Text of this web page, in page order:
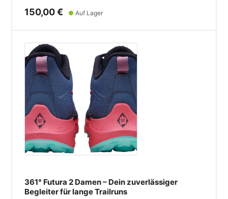
Bahnhofstraße 18
150,00 € ● Auf Lager
361° Futura 2 Damen – Dein zuverlässiger
Begleiter für lange Trailruns